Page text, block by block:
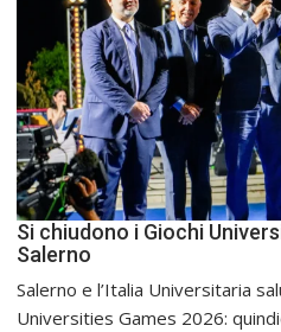
Si chiudono i Giochi
Salerno
Salerno e l’Italia Universitaria
Universities Games 2026: